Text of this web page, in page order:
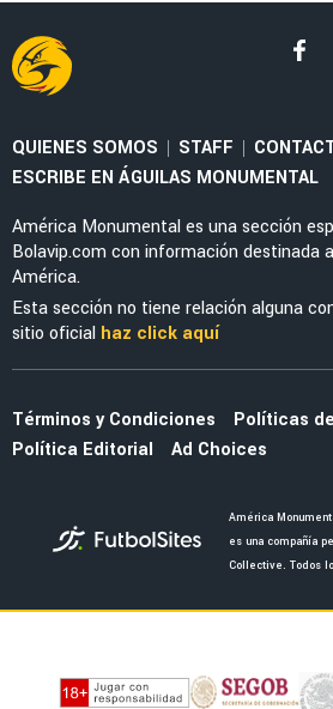
QUIENES SOMOS | STAFF |
ESCRIBE EN ÁGUILAS MONUMENTAL
América Monumental es una sección
Bolavip.com con información destinada
América.
Esta sección no tiene relación alguna
sitio oficial haz click aquí
Términos y Condiciones
Políticas
Política Editorial
Ad Choices
América
es una compañía
Collective. Todos